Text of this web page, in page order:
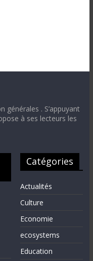
générales . S’appuyant
à ses lecteurs les
Catégories
Actualités
Culture
Economie
ecosystems
Education